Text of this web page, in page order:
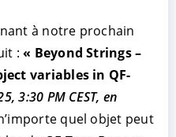
à notre prochain
:« Beyond Strings –
variables in QF-
3:30 PM CEST, en
quel objet peut